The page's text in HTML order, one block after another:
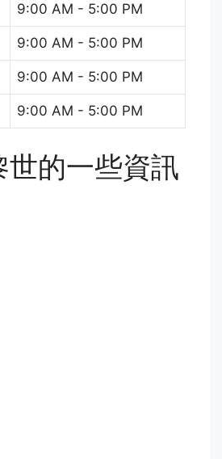
9:00 AM - 5:00 PM
9:00 AM - 5:00 PM
9:00 AM - 5:00 PM
9:00 AM - 5:00 PM
世的一些資訊